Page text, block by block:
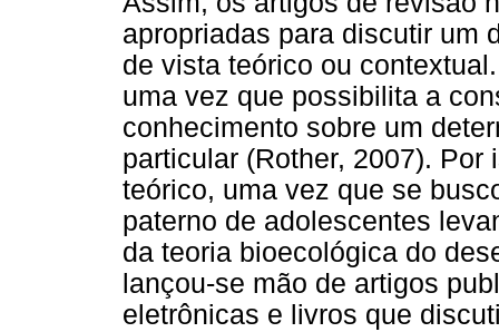
apropriadas para discutir um
de vista teórico ou
uma vez que possibilita a
conhecimento sobre um
particular (Rother, 2007).
teórico, uma vez que se
paterno de adolescentes
da teoria bioecológica do
lançou-se mão de artigos
eletrônicas e livros que